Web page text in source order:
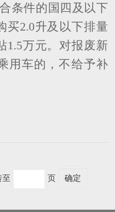
条件的国四及以下
买2.0升及以下排量
1.5万元。对报废新
用车的，不给予补
至 页 确定